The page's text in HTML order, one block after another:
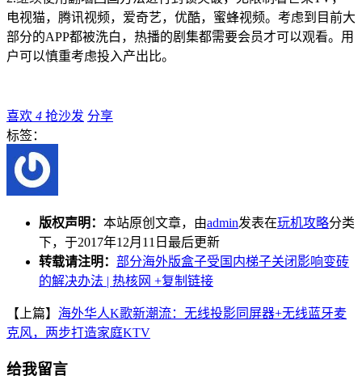
电视猫，腾讯视频，爱奇艺，优酷，蜜蜂视频。考虑到目前大
部分的APP都被洗白，热播的剧集都需要会员才可以观看。用
户可以慎重考虑投入产出比。
喜欢 4 抢沙发 分享
标签：
版权声明： 本站原创文章，由admin发表在玩机攻略分类
下，于2017年12月11日最后更新
转载请注明： 部分海外版盒子受国内梯子关闭影响变砖
的解决办法 | 热核网 +复制链接
【上篇】 海外华人K歌新潮流：无线投影同屏器+无线蓝牙麦
克风，两步打造家庭KTV
给我留言